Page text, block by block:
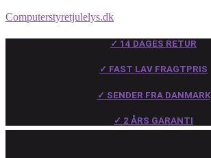
Computerstyretjulelys.dk
✓ 14 DAGES RETUR
✓ FAST LAV FRAGTPRIS
✓ SENDER FRA DANMARK
✓ 2 ÅRS GARANTI